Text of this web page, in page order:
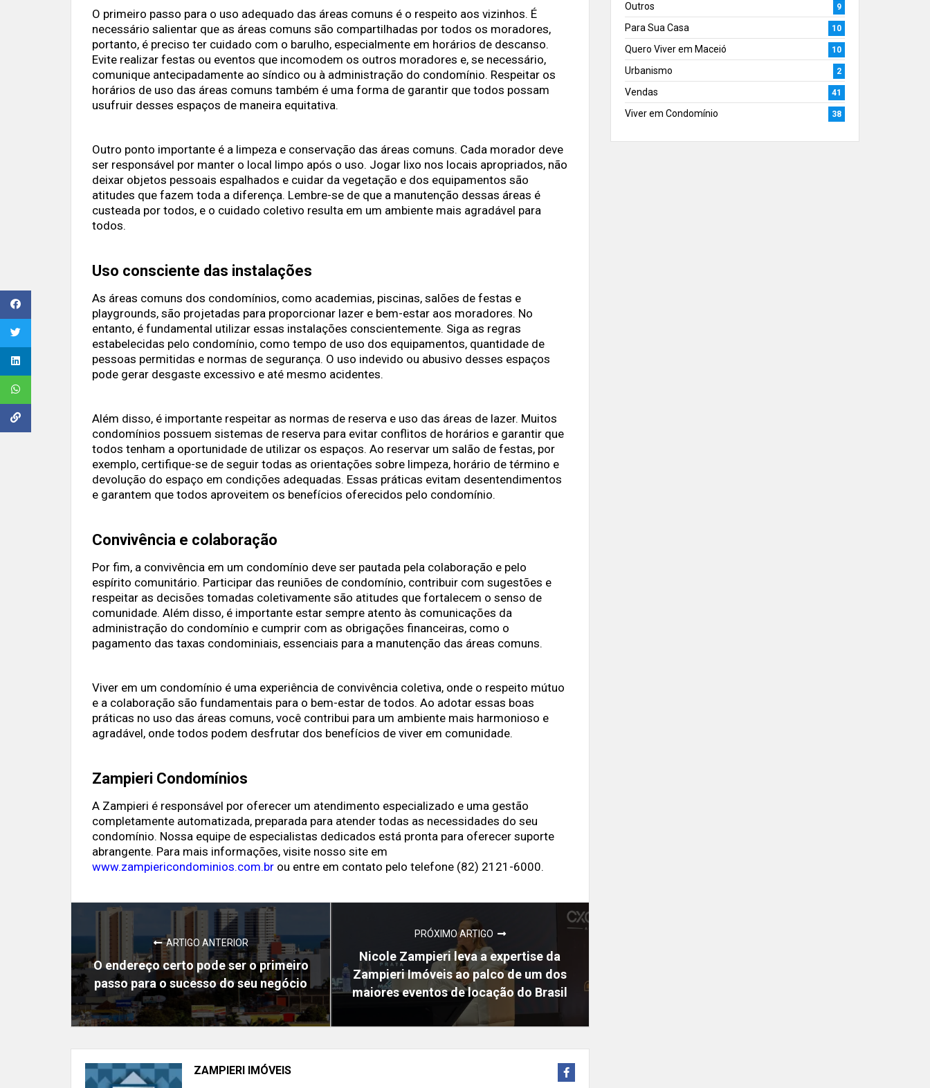
O primeiro passo para o uso adequado das áreas comuns é o respeito aos vizinhos. É
necessário salientar que as áreas comuns são compartilhadas por todos os moradores,
portanto, é preciso ter cuidado com o barulho, especialmente em horários de descanso.
Evite realizar festas ou eventos que incomodem os outros moradores e, se necessário,
comunique antecipadamente ao síndico ou à administração do condomínio. Respeitar os
horários de uso das áreas comuns também é uma forma de garantir que todos possam
usufruir desses espaços de maneira equitativa.
Outro ponto importante é a limpeza e conservação das áreas comuns. Cada morador deve
ser responsável por manter o local limpo após o uso. Jogar lixo nos locais apropriados, não
deixar objetos pessoais espalhados e cuidar da vegetação e dos equipamentos são
atitudes que fazem toda a diferença. Lembre-se de que a manutenção dessas áreas é
custeada por todos, e o cuidado coletivo resulta em um ambiente mais agradável para
todos.
Uso consciente das instalações
As áreas comuns dos condomínios, como academias, piscinas, salões de festas e
playgrounds, são projetadas para proporcionar lazer e bem-estar aos moradores. No
entanto, é fundamental utilizar essas instalações conscientemente. Siga as regras
estabelecidas pelo condomínio, como tempo de uso dos equipamentos, quantidade de
pessoas permitidas e normas de segurança. O uso indevido ou abusivo desses espaços
pode gerar desgaste excessivo e até mesmo acidentes.
Além disso, é importante respeitar as normas de reserva e uso das áreas de lazer. Muitos
condomínios possuem sistemas de reserva para evitar conflitos de horários e garantir que
todos tenham a oportunidade de utilizar os espaços. Ao reservar um salão de festas, por
exemplo, certifique-se de seguir todas as orientações sobre limpeza, horário de término e
devolução do espaço em condições adequadas. Essas práticas evitam desentendimentos
e garantem que todos aproveitem os benefícios oferecidos pelo condomínio.
Convivência e colaboração
Por fim, a convivência em um condomínio deve ser pautada pela colaboração e pelo
espírito comunitário. Participar das reuniões de condomínio, contribuir com sugestões e
respeitar as decisões tomadas coletivamente são atitudes que fortalecem o senso de
comunidade. Além disso, é importante estar sempre atento às comunicações da
administração do condomínio e cumprir com as obrigações financeiras, como o
pagamento das taxas condominiais, essenciais para a manutenção das áreas comuns.
Viver em um condomínio é uma experiência de convivência coletiva, onde o respeito mútuo
e a colaboração são fundamentais para o bem-estar de todos. Ao adotar essas boas
práticas no uso das áreas comuns, você contribui para um ambiente mais harmonioso e
agradável, onde todos podem desfrutar dos benefícios de viver em comunidade.
Zampieri Condomínios
A Zampieri é responsável por oferecer um atendimento especializado e uma gestão
completamente automatizada, preparada para atender todas as necessidades do seu
condomínio. Nossa equipe de especialistas dedicados está pronta para oferecer suporte
abrangente. Para mais informações, visite nosso site em
www.zampiericondominios.com.br ou entre em contato pelo telefone (82) 2121-6000.
ARTIGO ANTERIOR
O endereço certo pode ser o primeiro
passo para o sucesso do seu negócio
PRÓXIMO ARTIGO
Nicole Zampieri leva a expertise da
Zampieri Imóveis ao palco de um dos
maiores eventos de locação do Brasil
ZAMPIERI IMÓVEIS
Outros 9
Para Sua Casa 10
Quero Viver em Maceió 10
Urbanismo 2
Vendas 41
Viver em Condomínio 38